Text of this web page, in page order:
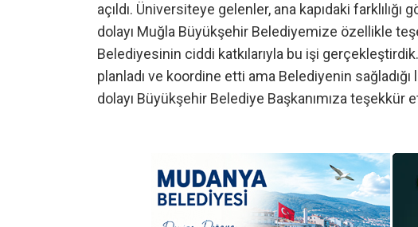
açıldı. Üniversiteye gelenler, ana kapıdaki
dolayı Muğla Büyükşehir Belediyemize özellikle
Belediyesinin ciddi katkılarıyla bu işi
planladı ve koordine etti ama Belediyenin
dolayı Büyükşehir Belediye Başkanımıza teşekkür